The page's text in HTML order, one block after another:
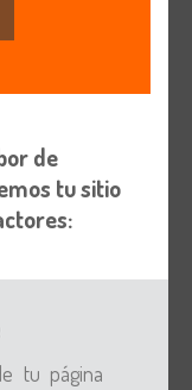
de
tu sitio
tu página